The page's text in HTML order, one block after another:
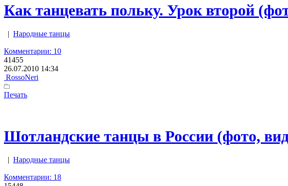
Как танцевать польку. Урок второй
| Народные танцы
Комментарии: 10
41455
26.07.2010 14:34
RossoNeri
Печать
Шотландские танцы в России (фото,
| Народные танцы
Комментарии: 18